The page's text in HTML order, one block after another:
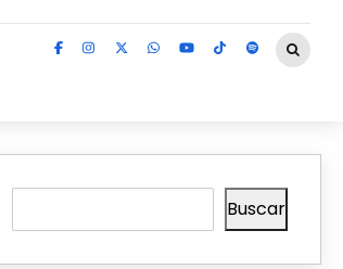
Buscar